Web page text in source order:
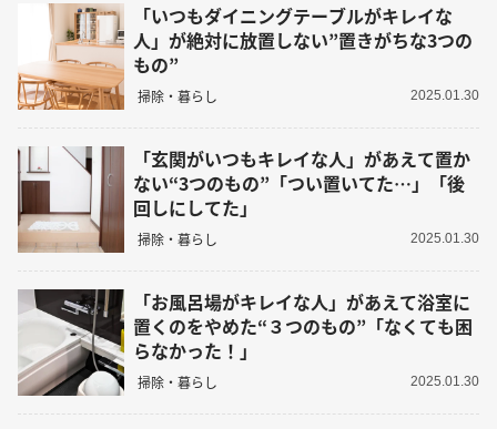
「いつもダイニングテーブルがキレイな
人」が絶対に放置しない”置きがちな3つの
もの”
掃除・暮らし 2025.01.30
「玄関がいつもキレイな人」があえて置か
ない“3つのもの”「つい置いてた…」「後
回しにしてた」
掃除・暮らし 2025.01.30
「お風呂場がキレイな人」があえて浴室に
置くのをやめた“３つのもの”「なくても困
らなかった！」
掃除・暮らし 2025.01.30